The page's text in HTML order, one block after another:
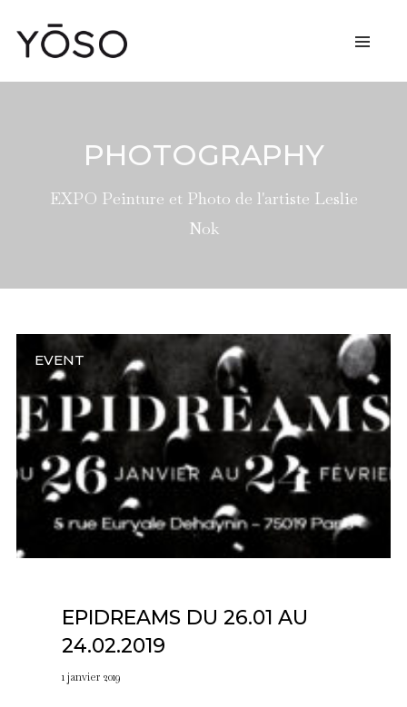
PHOTOGRAPHY
EXPO Peinture et Photo de l'artiste Leslie
Nok
EVENT
EPIDREAMS DU 26.01 AU
24.02.2019
1 janvier 2019